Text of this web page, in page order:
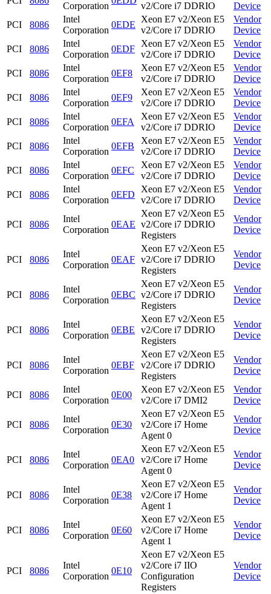
Corporation v2/Core i7 DDRIO
Device
PCI
8086
Intel
Corporation
0EDE
Xeon E7 v2/Xeon E5
v2/Core i7 DDRIO
Vendor
Device
PCI
8086
Intel
Corporation
0EDF
Xeon E7 v2/Xeon E5
v2/Core i7 DDRIO
Vendor
Device
PCI
8086
Intel
Corporation
0EF8
Xeon E7 v2/Xeon E5
v2/Core i7 DDRIO
Vendor
Device
PCI
8086
Intel
Corporation
0EF9
Xeon E7 v2/Xeon E5
v2/Core i7 DDRIO
Vendor
Device
PCI
8086
Intel
Corporation
0EFA
Xeon E7 v2/Xeon E5
v2/Core i7 DDRIO
Vendor
Device
PCI
8086
Intel
Corporation
0EFB
Xeon E7 v2/Xeon E5
v2/Core i7 DDRIO
Vendor
Device
PCI
8086
Intel
Corporation
0EFC
Xeon E7 v2/Xeon E5
v2/Core i7 DDRIO
Vendor
Device
PCI
8086
Intel
Corporation
0EFD
Xeon E7 v2/Xeon E5
v2/Core i7 DDRIO
Vendor
Device
PCI 8086
Intel
Corporation
0EAE
Xeon E7 v2/Xeon E5
v2/Core i7 DDRIO
Registers
Vendor
Device
PCI 8086
Intel
Corporation
0EAF
Xeon E7 v2/Xeon E5
v2/Core i7 DDRIO
Registers
Vendor
Device
PCI 8086
Intel
Corporation
0EBC
Xeon E7 v2/Xeon E5
v2/Core i7 DDRIO
Registers
Vendor
Device
PCI 8086
Intel
Corporation
0EBE
Xeon E7 v2/Xeon E5
v2/Core i7 DDRIO
Registers
Vendor
Device
PCI 8086
Intel
Corporation
0EBF
Xeon E7 v2/Xeon E5
v2/Core i7 DDRIO
Registers
Vendor
Device
PCI 8086
Intel
Corporation
0E00
Xeon E7 v2/Xeon E5
v2/Core i7 DMI2
Vendor
Device
PCI 8086
Intel
Corporation
0E30
Xeon E7 v2/Xeon E5
v2/Core i7 Home
Agent 0
Vendor
Device
PCI 8086
Intel
Corporation
0EA0
Xeon E7 v2/Xeon E5
v2/Core i7 Home
Agent 0
Vendor
Device
PCI 8086
Intel
Corporation
0E38
Xeon E7 v2/Xeon E5
v2/Core i7 Home
Agent 1
Vendor
Device
PCI 8086
Intel
Corporation
0E60
Xeon E7 v2/Xeon E5
v2/Core i7 Home
Agent 1
Vendor
Device
PCI 8086
Intel
Corporation
0E10
Xeon E7 v2/Xeon E5
v2/Core i7 IIO
Configuration
Registers
Vendor
Device